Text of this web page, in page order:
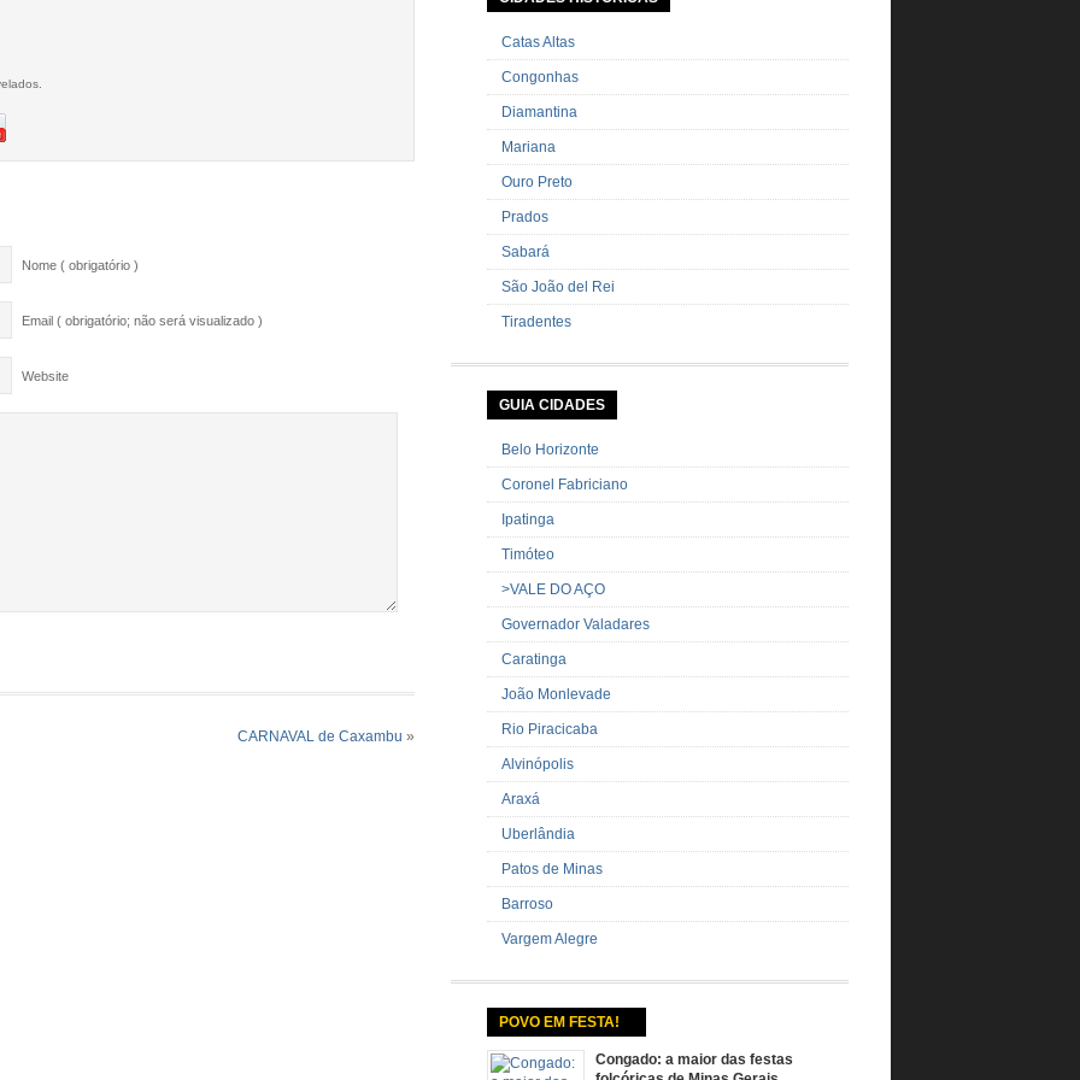
Nome ( obrigatório )
Email ( obrigatório; não será visualizado )
Website
CARNAVAL de Caxambu »
cebolinha Pimenta […]
Catas Altas
Congonhas
Diamantina
Mariana
Ouro Preto
Prados
Sabará
São João del Rei
Tiradentes
GUIA CIDADES
Belo Horizonte
Coronel Fabriciano
Ipatinga
Timóteo
>VALE DO AÇO
Governador Valadares
Caratinga
João Monlevade
Rio Piracicaba
Alvinópolis
Araxá
Uberlândia
Patos de Minas
Barroso
Vargem Alegre
POVO EM FESTA!
Congado: a maior das festas